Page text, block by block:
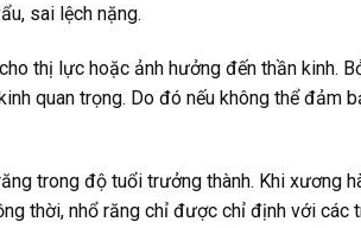
sai lệch nặng.
thị lực hoặc ảnh hưởng đến thần kinh.
quan trọng. Do đó nếu không thể đảm
trong độ tuổi trưởng thành. Khi xương
thời, nhổ răng chỉ được chỉ định với các